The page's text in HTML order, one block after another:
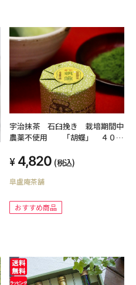
宇治抹茶 石臼挽き 栽培期間中
農薬不使用 「胡蝶」 ４０
4,820 (税込)
皐盧庵茶舗
おすすめ商品